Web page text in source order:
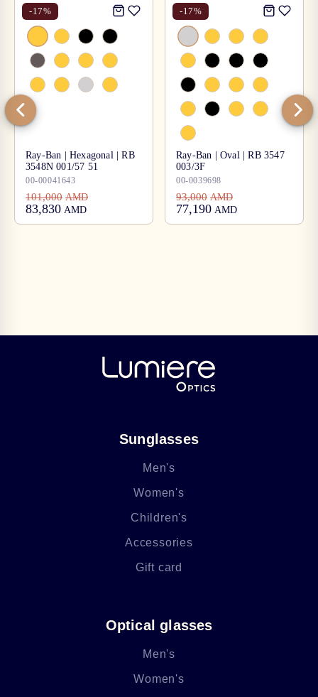
-17%
Ray-Ban | Hexagonal | RB
3548N 001/57 51
00-00041643
101,000 AMD
83,830 AMD
-17%
Ray-Ban | Oval | RB 3547
003/3F
00-0039698
93,000 AMD
77,190 AMD
Sunglasses
Men's
Women's
Children's
Accessories
Gift card
Optical glasses
Men's
Women's